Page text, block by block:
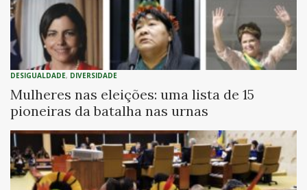
DESIGUALDADE, DIVERSIDADE
Mulheres nas eleições: uma lista de 15
pioneiras da batalha nas urnas